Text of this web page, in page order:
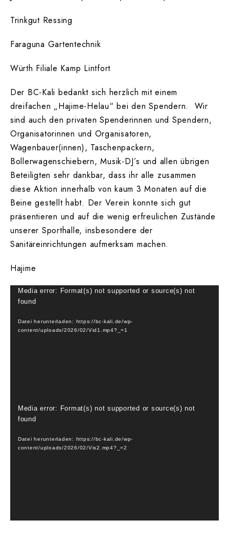
Trinkgut Ressing
Faraguna Gartentechnik
Würth Filiale Kamp Lintfort
Der BC-Kali bedankt sich herzlich mit einem
dreifachen „Hajime-Helau“ bei den Spendern. Wir
sind auch den privaten Spenderinnen und Spendern,
Organisatorinnen und Organisatoren,
Wagenbauer(innen), Taschenpackern,
Bollerwagenschiebern, Musik-DJ´s und allen übrigen
Beteiligten sehr dankbar, dass ihr alle zusammen
diese Aktion innerhalb von kaum 3 Monaten auf die
Beine gestellt habt. Der Verein konnte sich gut
präsentieren und auf die wenig erfreulichen Zustände
unserer Sporthalle, insbesondere der
Sanitäreinrichtungen aufmerksam machen.
Hajime
Video-
Player
Media error: Format(s) not supported or source(s) not
found
Datei herunterladen: https://bc-kali.de/wp-
content/uploads/2026/02/Vid1.mp4?_=1
Video-
Player
Media error: Format(s) not supported or source(s) not
found
Datei herunterladen: https://bc-kali.de/wp-
content/uploads/2026/02/Vis2.mp4?_=2